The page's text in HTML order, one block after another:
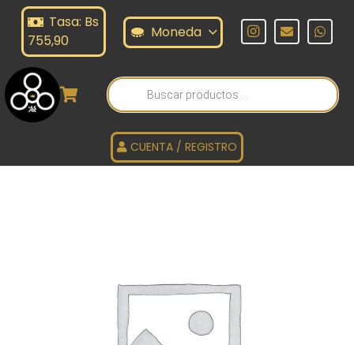
Tasa: Bs
755,90
Moneda
Búsqueda
de
productos
CUENTA / REGISTRO